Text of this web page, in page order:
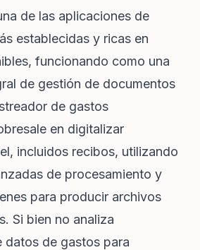
de las aplicaciones de
establecidas y ricas en
funcionando como una
de gestión de documentos
de gastos
en digitalizar
incluidos recibos, utilizando
de procesamiento y
para producir archivos
Si bien no analiza
datos de gastos para